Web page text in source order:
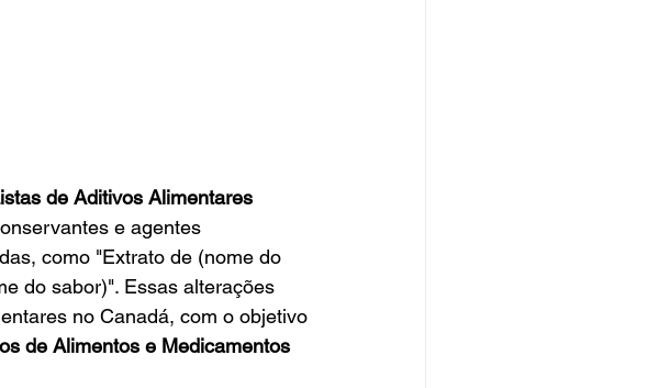
de Aditivos Alimentares
e agentes
como "Extrato de (nome do
do sabor)". Essas alterações
no Canadá, com o objetivo
de Alimentos e Medicamentos